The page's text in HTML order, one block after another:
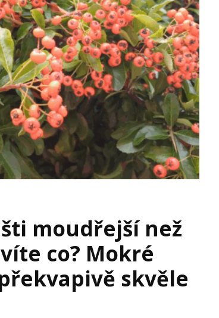
moudřejší než
co? Mokré
skvěle